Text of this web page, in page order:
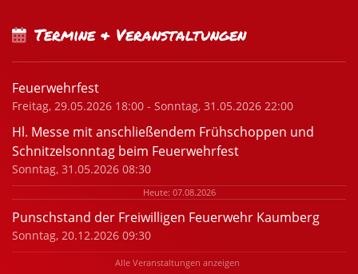
Termine & Veranstaltungen
Feuerwehrfest
Freitag, 29.05.2026 18:00 - Sonntag, 31.05.2026 22:00
Hl. Messe mit anschließendem Frühschoppen und
Schnitzelsonntag beim Feuerwehrfest
Sonntag, 31.05.2026 08:30
Heute: 07.08.2026
Punschstand der Freiwilligen Feuerwehr Kaumberg
Sonntag, 20.12.2026 09:30
Alle Veranstaltungen anzeigen